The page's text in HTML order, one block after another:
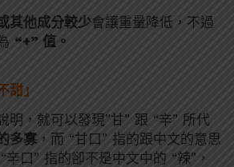
其他成分較少會讓重量降低，不過
“+” 值。
甜」
明，就可以發現”甘” 跟 “辛” 所代
多寡 ，而 “甘口” 指的跟中文的意思
口” 指的卻不是中文中的 “辣”，